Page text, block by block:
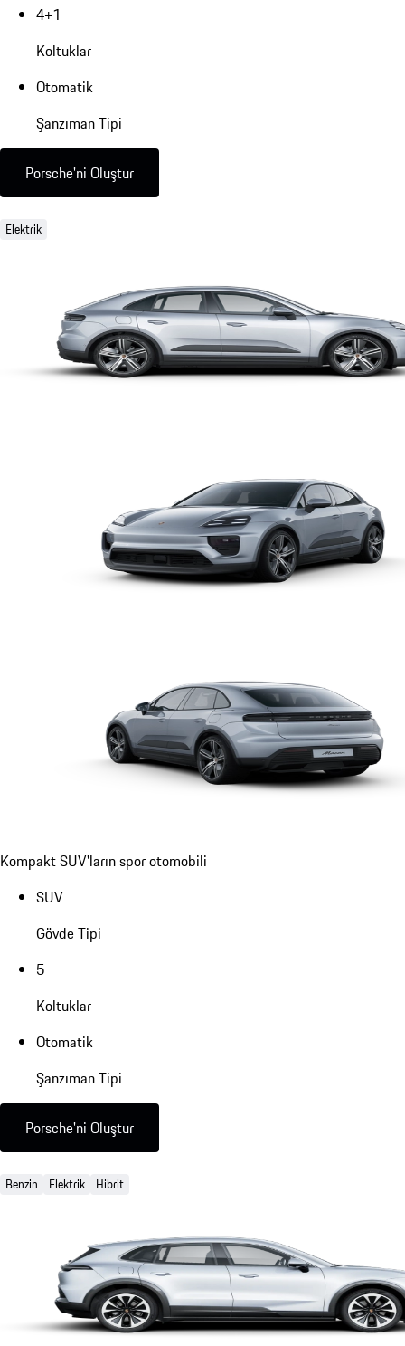
4+1
Koltuklar
Otomatik
Şanzıman Tipi
Porsche'ni Oluştur
Elektrik
Kompakt SUV'ların spor otomobili
SUV
Gövde Tipi
5
Koltuklar
Otomatik
Şanzıman Tipi
Porsche'ni Oluştur
Benzin Elektrik Hibrit